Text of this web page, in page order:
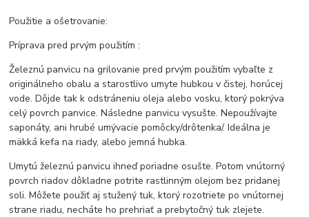
Použitie a ošetrovanie:
Príprava pred prvým použitím :
Železnú panvicu na grilovanie pred prvým použitím vybaľte z
originálneho obalu a starostlivo umyte hubkou v čistej, horúcej
vode. Dôjde tak k odstráneniu oleja alebo vosku, ktorý pokrýva
celý povrch panvice. Následne panvicu vysušte. Nepoužívajte
saponáty, ani hrubé umývacie pomôcky/drôtenka/. Ideálna je
mäkká kefa na riady, alebo jemná hubka.
Umytú železnú panvicu ihneď poriadne osušte. Potom vnútorný
povrch riadov dôkladne potrite rastlinným olejom bez pridanej
soli. Môžete použiť aj stužený tuk, ktorý rozotriete po vnútornej
strane riadu, necháte ho prehriať a prebytočný tuk zlejete.